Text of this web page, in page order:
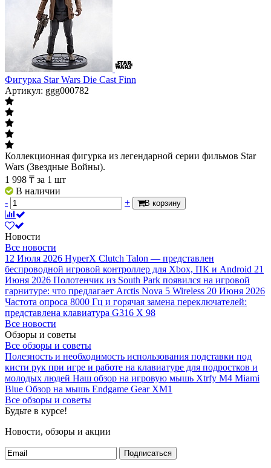
Фигурка Star Wars Die Cast Finn
Артикул: ggg000782
Коллекционная фигурка из легендарной серии фильмов Star
Wars (Звездные Войны).
1 998 ₸ за 1 шт
В наличии
-
+ В корзину
Новости
Все новости
12 Июля 2026 HyperX Clutch Talon — представлен
беспроводной игровой контроллер для Xbox, ПК и Android 21
Июня 2026 Полотенчик из South Park появился на игровой
гарнитуре: что предлагает Arctis Nova 5 Wireless 20 Июня 2026
Частота опроса 8000 Гц и горячая замена переключателей:
представлена клавиатура G316 X 98
Все новости
Обзоры и советы
Все обзоры и советы
Полезность и необходимость использования подставки под
кисти рук при игре и работе на клавиатуре для подростков и
молодых людей Наш обзор на игровую мышь Xtrfy M4 Miami
Blue Обзор на мышь Endgame Gear XM1
Все обзоры и советы
Будьте в курсе!
Новости, обзоры и акции
Подписаться